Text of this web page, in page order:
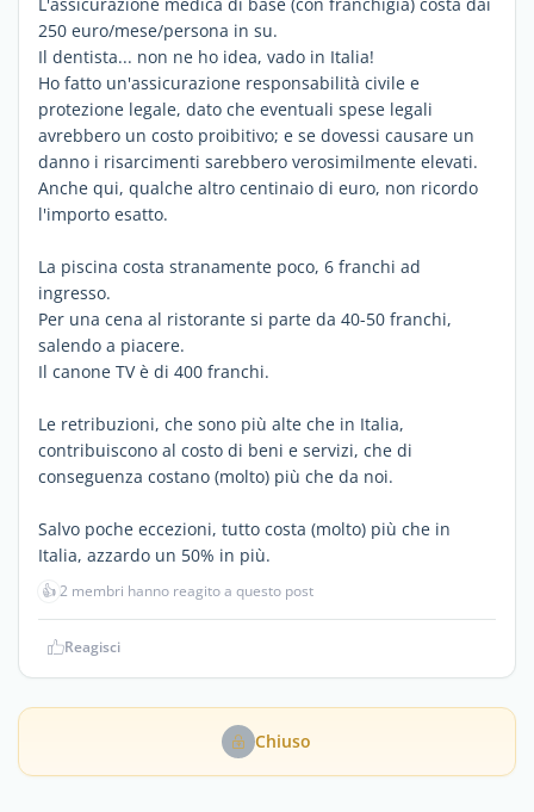
250 euro/mese/persona in su.
Il dentista... non ne ho idea, vado in Italia!
Ho fatto un'assicurazione responsabilità civile e
protezione legale, dato che eventuali spese legali
avrebbero un costo proibitivo; e se dovessi causare un
danno i risarcimenti sarebbero verosimilmente elevati.
Anche qui, qualche altro centinaio di euro, non ricordo
l'importo esatto.
La piscina costa stranamente poco, 6 franchi ad
ingresso.
Per una cena al ristorante si parte da 40-50 franchi,
salendo a piacere.
Il canone TV è di 400 franchi.
Le retribuzioni, che sono più alte che in Italia,
contribuiscono al costo di beni e servizi, che di
conseguenza costano (molto) più che da noi.
Salvo poche eccezioni, tutto costa (molto) più che in
Italia, azzardo un 50% in più.
👍2 membri hanno reagito a questo post
Reagisci
Chiuso